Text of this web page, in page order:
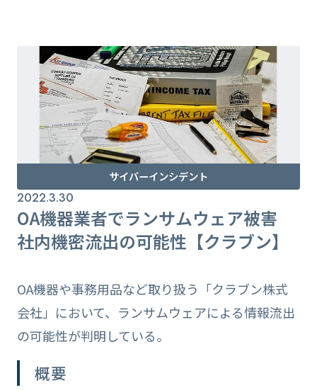
サイバーインシデント
2022.3.30
OA機器業者でランサムウェア被害
社内機密流出の可能性【クラブン】
OA機器や事務用品など取り扱う「クラブン株式
会社」において、ランサムウェアによる情報流出
の可能性が判明している。
概要